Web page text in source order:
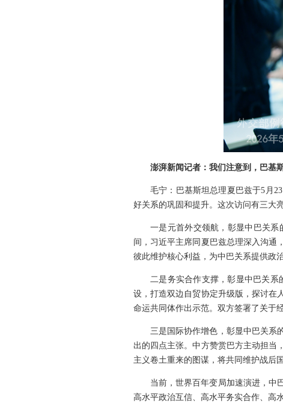
澎湃新闻记者：我们注意到，巴基
毛宁：巴基斯坦总理夏巴兹于5月
好关系的巩固和提升。这次访问有三大
一是元首外交领航，彰显中巴关系
间，习近平主席同夏巴兹总理深入沟通
彼此维护核心利益，为中巴关系提供政
二是务实合作支撑，彰显中巴关系
设，打造双边自贸协定升级版，探讨在
命运共同体作出示范。双方签署了关于
三是国际协作增色，彰显中巴关系
出的四点主张。中方赞赏巴方主动担当
主义卷土重来的图谋，将共同维护战后
当前，世界百年变局加速演进，中
高水平政治互信、高水平务实合作、高